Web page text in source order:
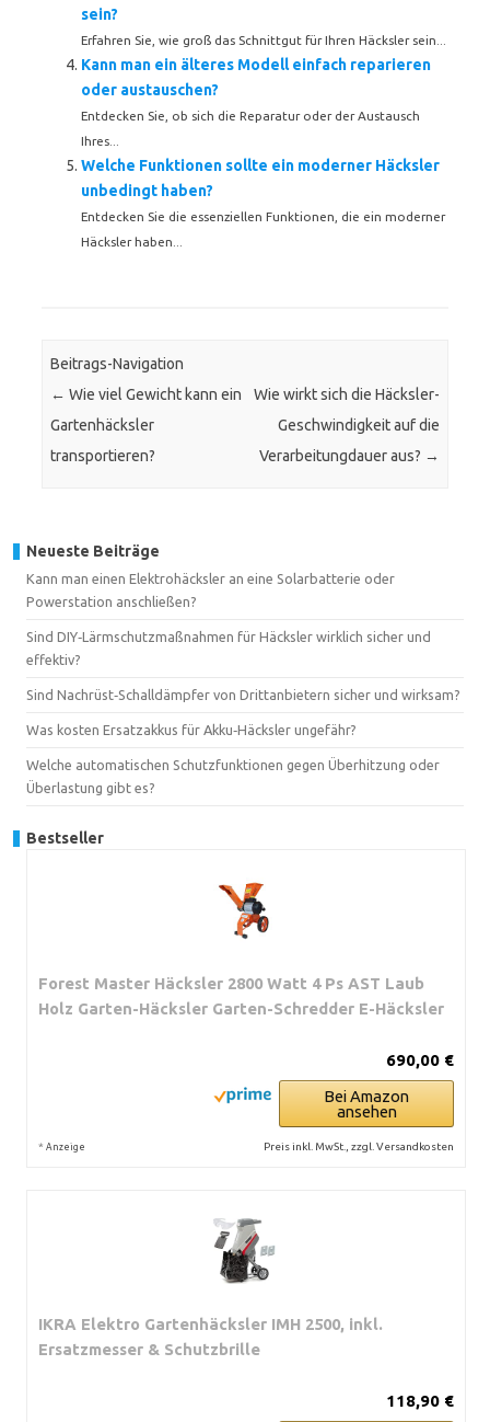
sein?
Erfahren Sie, wie groß das Schnittgut für Ihren Häcksler sein...
Kann man ein älteres Modell einfach reparieren
oder austauschen?
Entdecken Sie, ob sich die Reparatur oder der Austausch
Ihres...
Welche Funktionen sollte ein moderner Häcksler
unbedingt haben?
Entdecken Sie die essenziellen Funktionen, die ein moderner
Häcksler haben...
Beitrags-Navigation
← Wie viel Gewicht kann ein
Gartenhäcksler
transportieren?
Wie wirkt sich die Häcksler-
Geschwindigkeit auf die
Verarbeitungdauer aus? →
Neueste Beiträge
Kann man einen Elektrohäcksler an eine Solarbatterie oder
Powerstation anschließen?
Sind DIY‑Lärmschutzmaßnahmen für Häcksler wirklich sicher und
effektiv?
Sind Nachrüst‑Schalldämpfer von Drittanbietern sicher und wirksam?
Was kosten Ersatzakkus für Akku‑Häcksler ungefähr?
Welche automatischen Schutzfunktionen gegen Überhitzung oder
Überlastung gibt es?
Bestseller
Forest Master Häcksler 2800 Watt 4 Ps AST Laub
Holz Garten-Häcksler Garten-Schredder E-Häcksler
690,00 €
Bei Amazon
ansehen
* Anzeige Preis inkl. MwSt., zzgl. Versandkosten
IKRA Elektro Gartenhäcksler IMH 2500, inkl.
Ersatzmesser & Schutzbrille
118,90 €